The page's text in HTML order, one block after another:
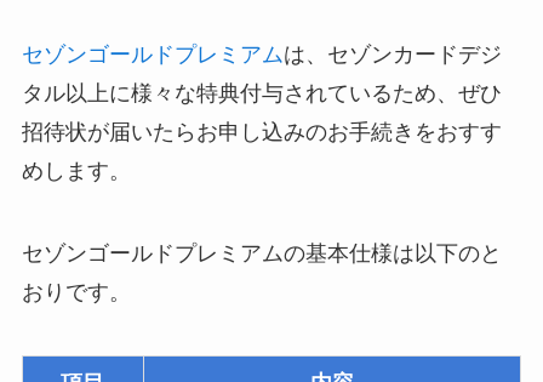
セゾンゴールドプレミアムは、セゾンカードデジ
タル以上に様々な特典付与されているため、ぜひ
招待状が届いたらお申し込みのお手続きをおすす
めします。
セゾンゴールドプレミアムの基本仕様は以下のと
おりです。